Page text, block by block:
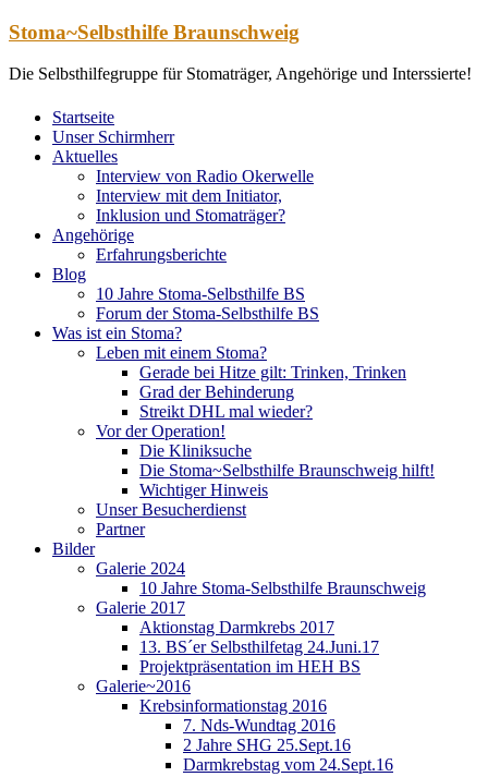
Zum
springen
Stoma~Selbsthilfe Braunschweig
Die Selbsthilfegruppe für Stomaträger, Angehörige und Interssierte!
Startseite
Unser Schirmherr
Aktuelles
Interview von Radio Okerwelle
Interview mit dem Initiator,
Inklusion und Stomaträger?
Angehörige
Erfahrungsberichte
Blog
10 Jahre Stoma-Selbsthilfe BS
Forum der Stoma-Selbsthilfe BS
Was ist ein Stoma?
Leben mit einem Stoma?
Gerade bei Hitze gilt: Trinken, Trinken
Grad der Behinderung
Streikt DHL mal wieder?
Vor der Operation!
Die Kliniksuche
Die Stoma~Selbsthilfe Braunschweig hilft!
Wichtiger Hinweis
Unser Besucherdienst
Partner
Bilder
Galerie 2024
10 Jahre Stoma-Selbsthilfe Braunschweig
Galerie 2017
Aktionstag Darmkrebs 2017
13. BS´er Selbsthilfetag 24.Juni.17
Projektpräsentation im HEH BS
Galerie~2016
Krebsinformationstag 2016
7. Nds-Wundtag 2016
2 Jahre SHG 25.Sept.16
Darmkrebstag vom 24.Sept.16